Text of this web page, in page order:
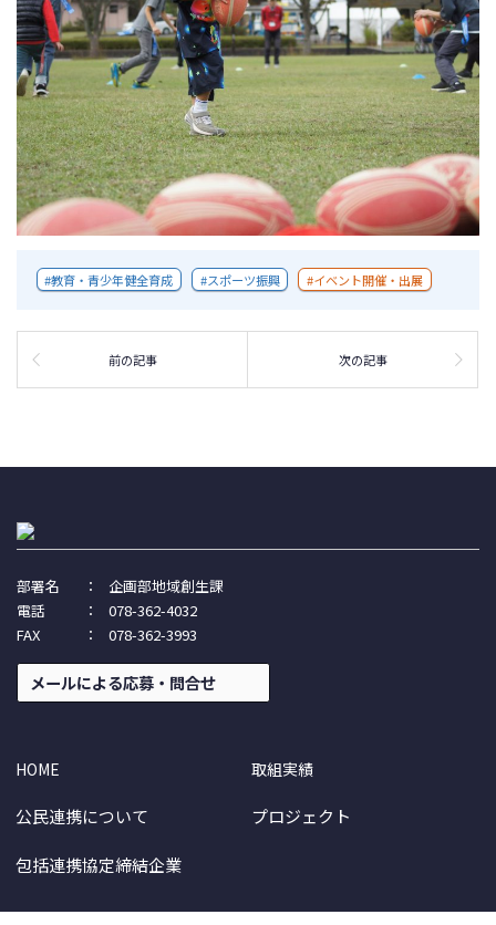
教育・青少年健全育成 スポーツ振興 イベント開催・出展
前の記事 次の記事
部署名 ：
企画部地域創生課
電話
：
078-362-4032
FAX
： 078-362-3993
メールによる応募・問合せ
HOME
公民連携について
包括連携協定締結企業
取組実績
プロジェクト